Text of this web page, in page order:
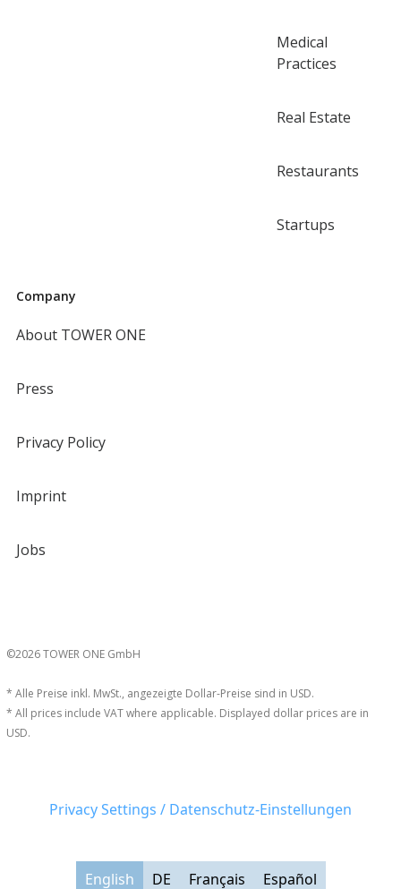
Medical
Practices
Real Estate
Restaurants
Startups
Company
About TOWER ONE
Press
Privacy Policy
Imprint
Jobs
©2026 TOWER ONE GmbH
* Alle Preise inkl. MwSt., angezeigte Dollar-Preise sind in USD.
* All prices include VAT where applicable. Displayed dollar prices are in
USD.
Privacy Settings / Datenschutz-Einstellungen
English DE Français Español